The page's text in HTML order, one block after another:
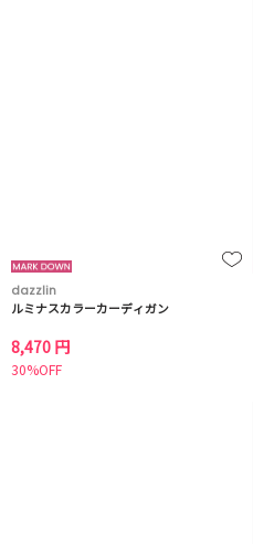
dazzlin
ルミナスカラーカーディガン
8,470 円
30%OFF